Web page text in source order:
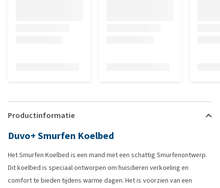
Productinformatie
Duvo+ Smurfen Koelbed
Het Smurfen Koelbed is een mand met een schattig Smurfenontwerp.
Dit koelbed is speciaal ontworpen om huisdieren verkoeling en
comfort te bieden tijdens warme dagen. Het is voorzien van een